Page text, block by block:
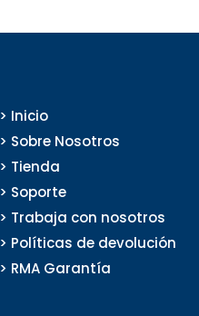
> Inicio
> Sobre Nosotros
> Tienda
> Soporte
> Trabaja con nosotros
> Políticas de devolución
> RMA Garantía